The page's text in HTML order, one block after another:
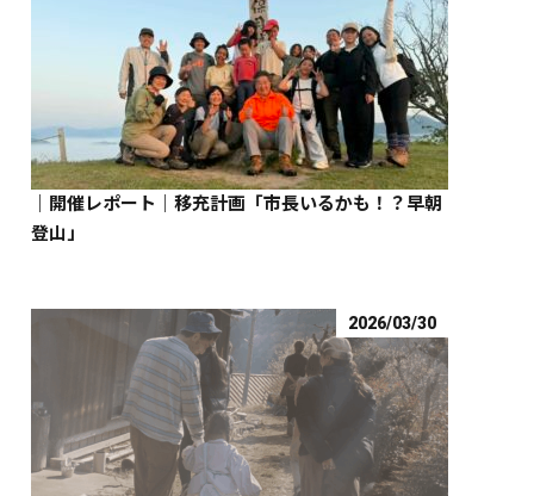
｜開催レポート｜移充計画「市長いるかも！？早朝
登山」
2026/03/30